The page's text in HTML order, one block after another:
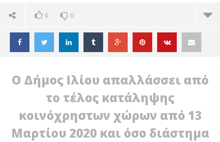
0 0
Ο Δήμος Ιλίου απαλλάσσει από
το τέλος κατάληψης
κοινόχρηστων χώρων από 13
Μαρτίου 2020 και όσο διάστημα